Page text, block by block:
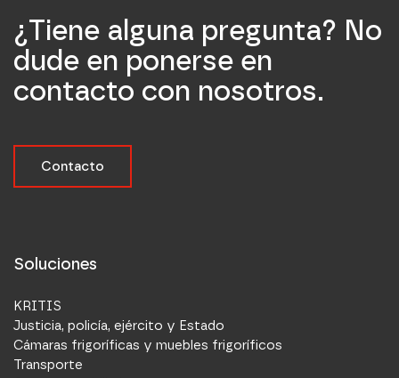
¿Tiene alguna pregunta? No
dude en ponerse en
contacto con nosotros.
Contacto
Soluciones
KRITIS
Justicia, policía, ejército y Estado
Cámaras frigoríficas y muebles frigoríficos
Transporte